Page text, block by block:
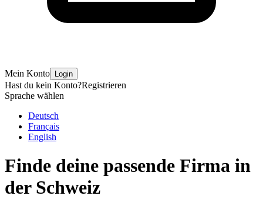
Mein Konto Login
Hast du kein Konto?Registrieren
Sprache wählen
Deutsch
Français
English
Finde deine passende Firma in
der Schweiz